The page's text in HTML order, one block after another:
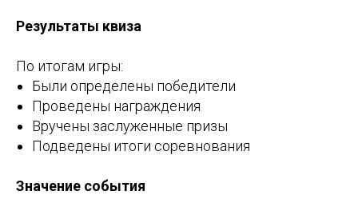
Результаты квиза
По итогам игры:
Были определены победители
Проведены награждения
Вручены заслуженные призы
Подведены итоги соревнования
Значение события